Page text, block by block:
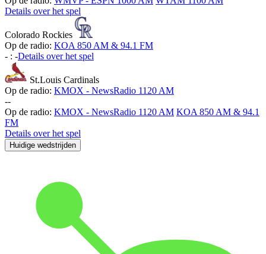
Details over het spel
Colorado Rockies
Op de radio: KOA 850 AM & 94.1 FM
- : -Details over het spel
St.Louis Cardinals
Op de radio: KMOX - NewsRadio 1120 AM
--
Op de radio: KMOX - NewsRadio 1120 AM KOA 850 AM & 94.1
FM
Details over het spel
Huidige wedstrijden